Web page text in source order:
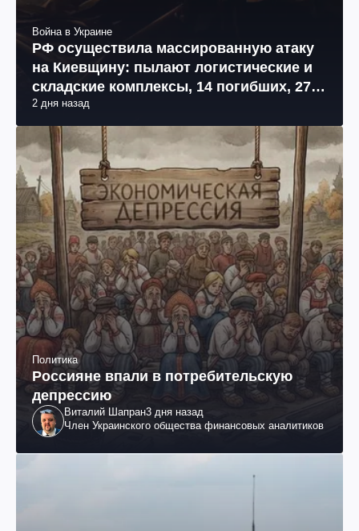
Война в Украине
РФ осуществила массированную атаку
на Киевщину: пылают логистические и
складские комплексы, 14 погибших, 27
раненых (фото, видео)
2 дня назад
Политика
Россияне впали в потребительскую
депрессию
Виталий Шапран3 дня назад
Член Украинского общества финансовых аналитиков